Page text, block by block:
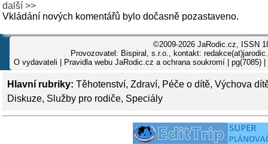
Hlavní rubriky: Těhotenství, Zdraví, Péče o dítě, Výchova
Diskuze, Služby pro rodiče, Speciály
další >>
Vkládání nových komentářů bylo dočasně pozastaveno.
©2009-2026 JaRodic.cz, ISSN
Provozovatel: Bispiral, s.r.o., kontakt:
O vydavateli
Pravidla webu JaRodic.cz a ochrana soukromí | pg(7085) |